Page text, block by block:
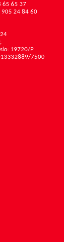
65 65 37
905 24 84 60
19720/P
7500